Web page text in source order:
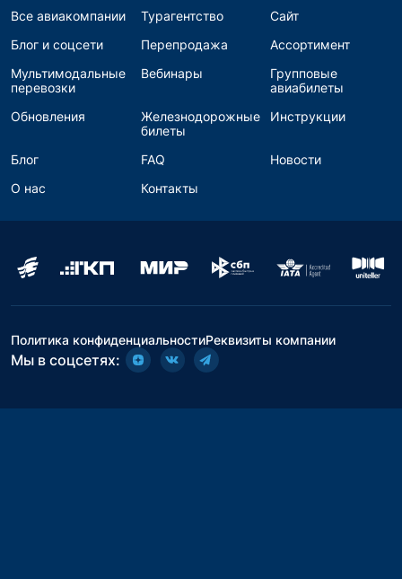
Все авиакомпании
Турагентство
Сайт
Блог и соцсети
Перепродажа
Ассортимент
Мультимодальные
перевозки
Вебинары
Групповые
авиабилеты
Обновления
Железнодорожные
билеты
Инструкции
Блог FAQ
Новости
О нас
Контакты
Политика конфиденциальностиРеквизиты компании
Мы в соцсетях: